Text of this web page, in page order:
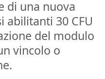
di una nuova
abilitanti 30 CFU
del modulo
vincolo o